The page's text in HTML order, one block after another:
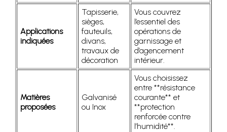
Applications
indiquées
Tapisserie,
sièges,
fauteuils,
divans,
travaux de
décoration
Vous couvrez
l’essentiel des
opérations de
garnissage et
d’agencement
intérieur.
Matières
proposées
Galvanisé
ou Inox
Vous choisissez
entre **résistance
courante** et
**protection
renforcée contre
l’humidité**.